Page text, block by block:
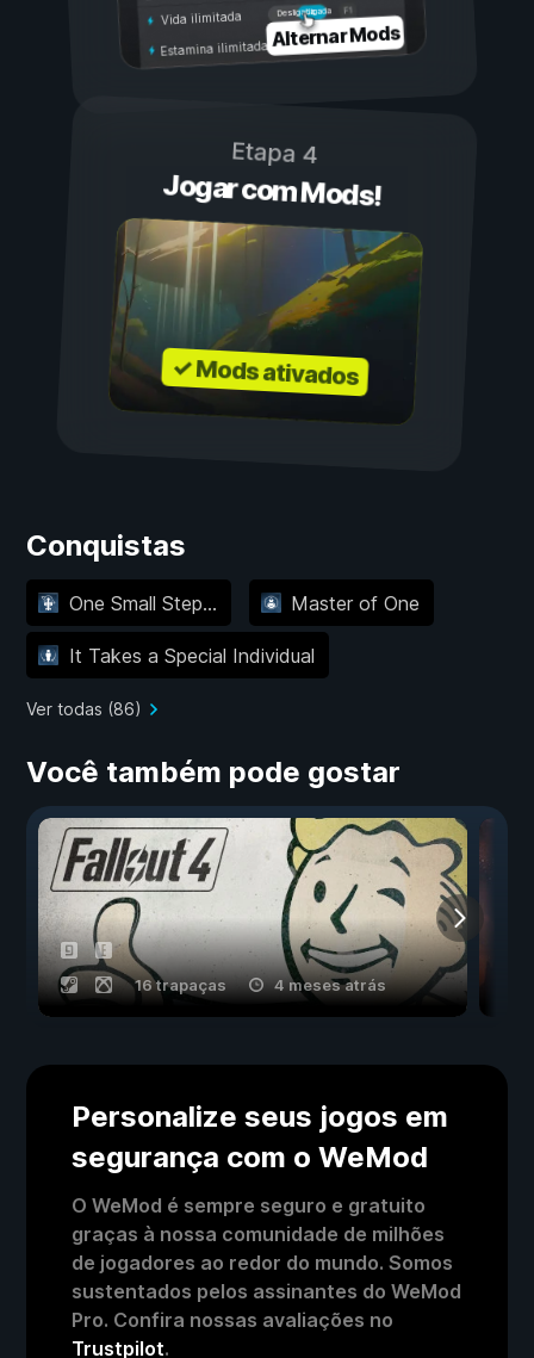
Ligada
Desligada
Vida ilimitada
Estamina ilimitadaAlternar Mods
Etapa 4
Jogar com Mods!
✓ Mods ativados
Conquistas
One Small Step... Master of One
It Takes a Special Individual
Ver todas (86)
Você também pode gostar
16 trapaças 4 meses atrás
Personalize seus jogos em
segurança com o WeMod
O WeMod é sempre seguro e gratuito
graças à nossa comunidade de milhões
de jogadores ao redor do mundo. Somos
sustentados pelos assinantes do WeMod
Pro. Confira nossas avaliações no
Trustpilot.